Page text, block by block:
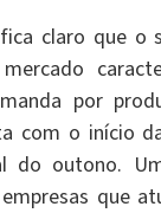
claro que o
por
com o início
do outono.
que